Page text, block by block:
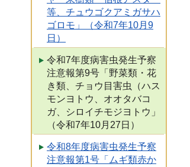
等、チュウゴクアミガサハ
ゴロモ」（令和7年10月9
日）
令和7年度病害虫発生予察
注意報第9号「野菜類・花
き類、チョウ目害虫（ハス
モンヨトウ、オオタバコ
ガ、シロイチモジヨトウ」
（令和7年10月27日）
令和8年度病害虫発生予察
注意報第1号「ムギ類赤か